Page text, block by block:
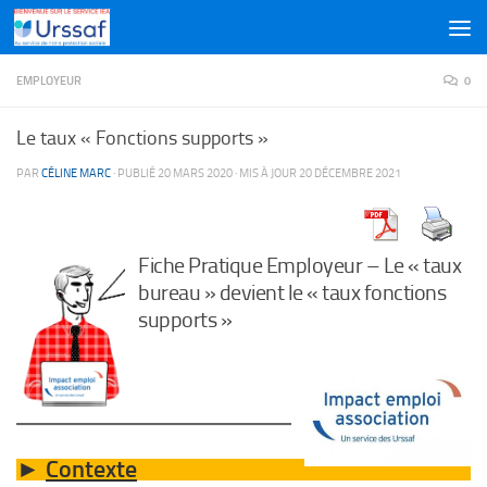
Skip to content
EMPLOYEUR 0
Le taux « Fonctions supports »
PAR CÉLINE MARC · PUBLIÉ 20 MARS 2020 · MIS À JOUR 20 DÉCEMBRE 2021
Fiche Pratique Employeur – Le « taux
bureau » devient le « taux fonctions
supports »
► Contexte